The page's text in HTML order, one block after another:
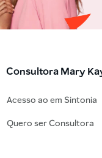
Consultora Mary
Acesso ao em Sintonia
Quero ser Consultora